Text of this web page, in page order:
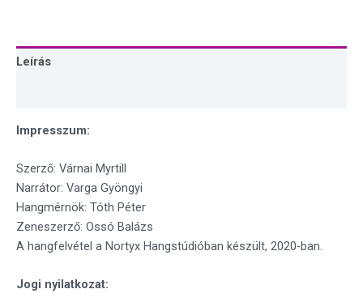
Leírás
Impresszum:
Szerző: Várnai Myrtill
Narrátor: Varga Gyöngyi
Hangmérnök: Tóth Péter
Zeneszerző: Ossó Balázs
A hangfelvétel a Nortyx Hangstúdióban készült, 2020-ban.
Jogi nyilatkozat: